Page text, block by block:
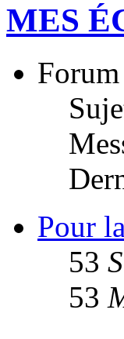
MES
Forum
Pour
53
53